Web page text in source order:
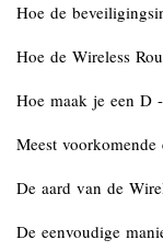
Hoe de
Hoe de Wireless
Hoe maak je een
Meest
De aard van de
De eenvoudige